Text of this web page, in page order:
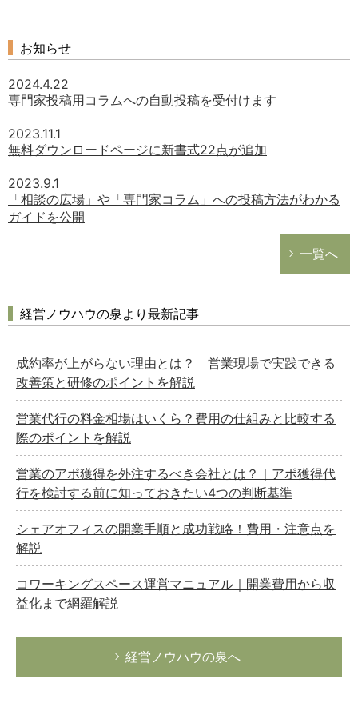
お知らせ
2024.4.22
専門家投稿用コラムへの自動投稿を受付けます
2023.11.1
無料ダウンロードページに新書式22点が追加
2023.9.1
「相談の広場」や「専門家コラム」への投稿方法がわかる
ガイドを公開
一覧へ
経営ノウハウの泉より最新記事
成約率が上がらない理由とは？ 営業現場で実践できる
改善策と研修のポイントを解説
営業代行の料金相場はいくら？費用の仕組みと比較する
際のポイントを解説
営業のアポ獲得を外注するべき会社とは？｜アポ獲得代
行を検討する前に知っておきたい4つの判断基準
シェアオフィスの開業手順と成功戦略！費用・注意点を
解説
コワーキングスペース運営マニュアル｜開業費用から収
益化まで網羅解説
経営ノウハウの泉へ